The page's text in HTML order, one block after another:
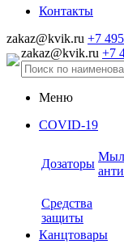
Контакты
zakaz@kvik.ru +7
zakaz@kvik.ru +7
Меню
COVID-19
Дозаторы
Средства
защиты
Канцтовары